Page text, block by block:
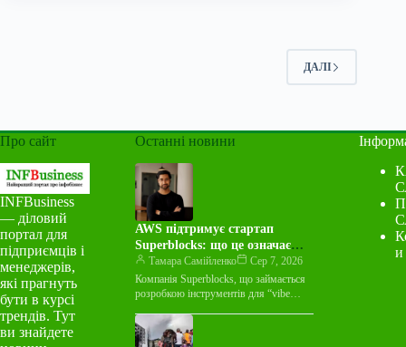
ДАЛІ
Про сайт
INFBusiness
— діловий
портал для
підприємців і
менеджерів,
які прагнуть
бути в курсі
трендів. Тут
ви знайдете
Останні новини
AWS підтримує стартап
Superblocks: що це означає
для індустрії
Тамара Самійленко
Сер 7, 2026
Компанія Superblocks, що займається
розробкою інструментів для “vibe
угоду про спільний маркетинг із
Amazon Web Services…
и